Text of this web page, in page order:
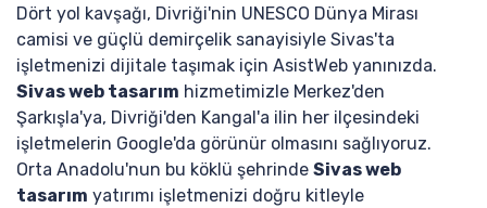
Dört yol kavşağı, Divriği'nin UNESCO Dünya Mirası
camisi ve güçlü demirçelik sanayisiyle Sivas'ta
işletmenizi dijitale taşımak için AsistWeb yanınızda.
Sivas web tasarım hizmetimizle Merkez'den
Şarkışla'ya, Divriği'den Kangal'a ilin her ilçesindeki
işletmelerin Google'da görünür olmasını sağlıyoruz.
Orta Anadolu'nun bu köklü şehrinde Sivas web
tasarım yatırımı işletmenizi doğru kitleyle